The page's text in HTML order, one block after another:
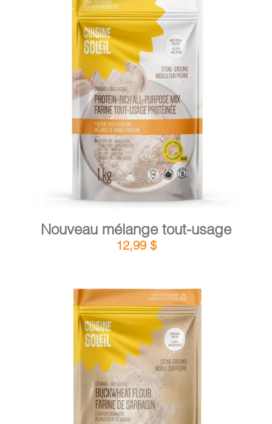
PANIER
EN
AJOUTER AU PANIER / DÉTAILS
Nouveau mélange tout-usage
12,99 $
AJOUTER AU PANIER / DÉTAILS